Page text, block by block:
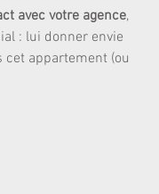
avec votre agence,
: lui donner envie
cet appartement (ou